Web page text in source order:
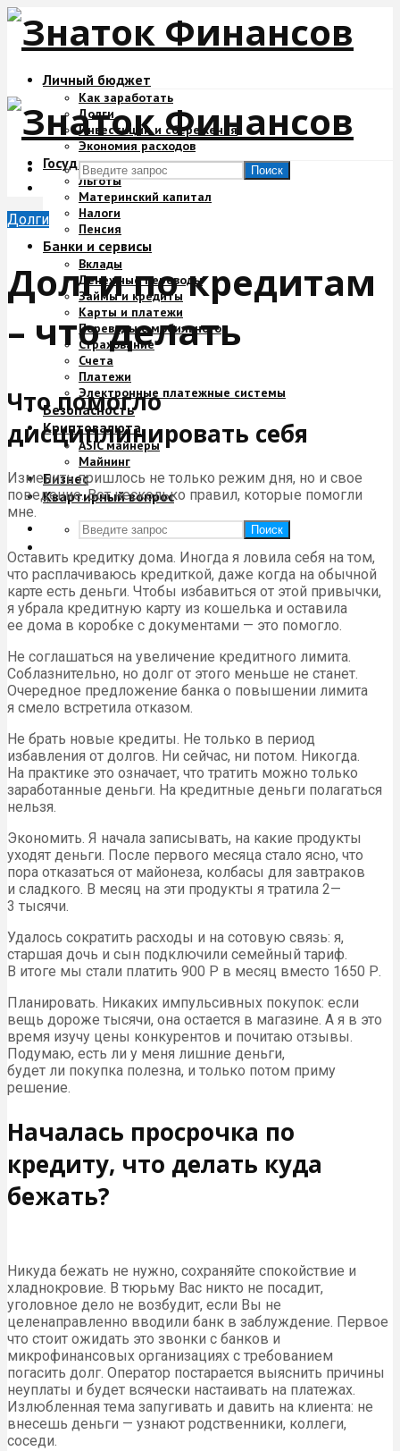
Личный бюджет
Как заработать
Долги
Инвестиции и сбережения
Экономия расходов
Государство и деньги
Льготы
Материнский капитал
Налоги
Пенсия
Банки и сервисы
Вклады
Денежные переводы
Займы и кредиты
Карты и платежи
Переводы с мобильного
Страхование
Счета
Платежи
Электронные платежные системы
Безопасность
Криптовалюта
ASIC майнеры
Майнинг
Бизнес
Квартирный вопрос
Поиск
Поиск
Долги
Долги по кредитам
– что делать
Что помогло
дисциплинировать себя
Изменить пришлось не только режим дня, но и свое
поведение. Вот несколько правил, которые помогли
мне.
Оставить кредитку дома. Иногда я ловила себя на том,
что расплачиваюсь кредиткой, даже когда на обычной
карте есть деньги. Чтобы избавиться от этой привычки,
я убрала кредитную карту из кошелька и оставила
ее дома в коробке с документами — это помогло.
Не соглашаться на увеличение кредитного лимита.
Соблазнительно, но долг от этого меньше не станет.
Очередное предложение банка о повышении лимита
я смело встретила отказом.
Не брать новые кредиты. Не только в период
избавления от долгов. Ни сейчас, ни потом. Никогда.
На практике это означает, что тратить можно только
заработанные деньги. На кредитные деньги полагаться
нельзя.
Экономить. Я начала записывать, на какие продукты
уходят деньги. После первого месяца стало ясно, что
пора отказаться от майонеза, колбасы для завтраков
и сладкого. В месяц на эти продукты я тратила 2—
3 тысячи.
Удалось сократить расходы и на сотовую связь: я,
старшая дочь и сын подключили семейный тариф.
В итоге мы стали платить 900 Р в месяц вместо 1650 Р.
Планировать. Никаких импульсивных покупок: если
вещь дороже тысячи, она остается в магазине. А я в это
время изучу цены конкурентов и почитаю отзывы.
Подумаю, есть ли у меня лишние деньги,
будет ли покупка полезна, и только потом приму
решение.
Началась просрочка по
кредиту, что делать куда
бежать?
Никуда бежать не нужно, сохраняйте спокойствие и
хладнокровие. В тюрьму Вас никто не посадит,
уголовное дело не возбудит, если Вы не
целенаправленно вводили банк в заблуждение. Первое
что стоит ожидать это звонки с банков и
микрофинансовых организациях с требованием
погасить долг. Оператор постарается выяснить причины
неуплаты и будет всячески настаивать на платежах.
Излюбленная тема запугивать и давить на клиента: не
внесешь деньги — узнают родственники, коллеги,
соседи.